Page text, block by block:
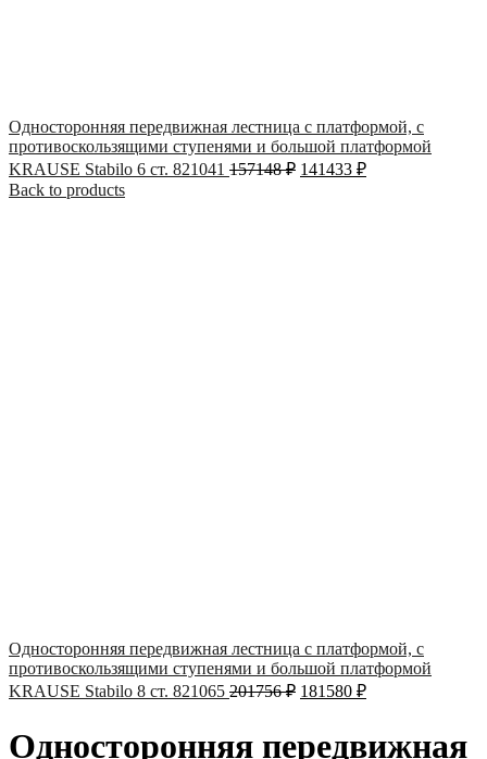
Односторонняя передвижная лестница с платформой, с
противоскользящими ступенями и большой платформой
KRAUSE Stabilo 6 ст. 821041 157148₽ 141433 ₽
Back to products
Односторонняя передвижная лестница с платформой, с
противоскользящими ступенями и большой платформой
KRAUSE Stabilo 8 ст. 821065 201756₽ 181580 ₽
Односторонняя передвижная